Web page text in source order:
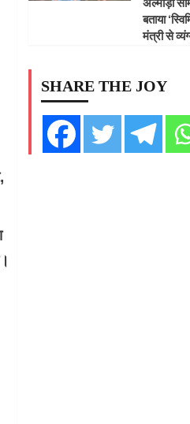
अल्मोड़ा
बताया
मंत्री से
SHARE THE JOY